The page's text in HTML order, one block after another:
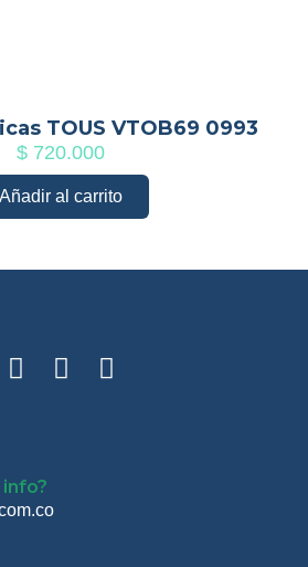
TOUS VTOB69 0993
$ 720.000
Añadir al carrito